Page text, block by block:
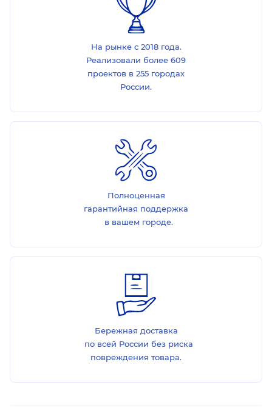
На рынке с 2018 года.
Реализовали более 609
проектов в 255 городах
России.
Полноценная
гарантийная поддержка
в вашем городе.
Бережная доставка
по всей России без риска
повреждения товара.